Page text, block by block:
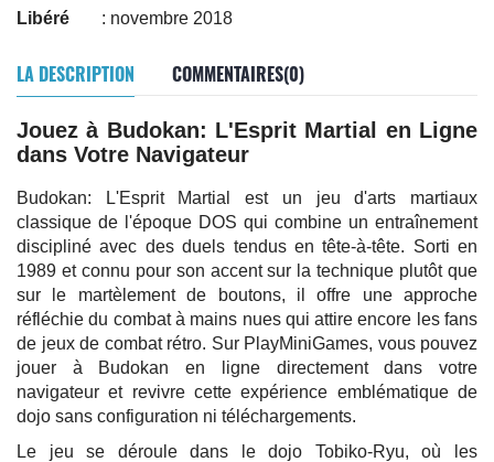
Libéré
: novembre 2018
LA DESCRIPTION COMMENTAIRES(0)
Jouez à Budokan: L'Esprit Martial en Ligne
dans Votre Navigateur
Budokan: L'Esprit Martial est un jeu d'arts martiaux
classique de l'époque DOS qui combine un entraînement
discipliné avec des duels tendus en tête-à-tête. Sorti en
1989 et connu pour son accent sur la technique plutôt que
sur le martèlement de boutons, il offre une approche
réfléchie du combat à mains nues qui attire encore les fans
de jeux de combat rétro. Sur PlayMiniGames, vous pouvez
jouer à Budokan en ligne directement dans votre
navigateur et revivre cette expérience emblématique de
dojo sans configuration ni téléchargements.
Le jeu se déroule dans le dojo Tobiko-Ryu, où les